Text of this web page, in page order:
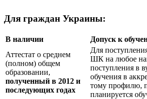
Для граждан Украины:
В наличии
Допуск к
Аттестат о среднем
(полном) общем
образовании,
полученный в 2012 и
последующих годах
Для
ШК на любое
поступления в
обучения в
тому профилю,
планируется